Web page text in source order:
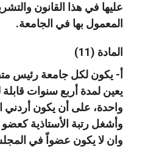
عليها في هذا القانون
المعمول بها في الجامعة.
المادة (11)
أ- يكون لكل جامعة رئيس
يعين لمدة أربع سنوات قابلة
واحدة، على أن يكون أردني
وأشغل رتبة الأستاذية
وان لا يكون عضواً في